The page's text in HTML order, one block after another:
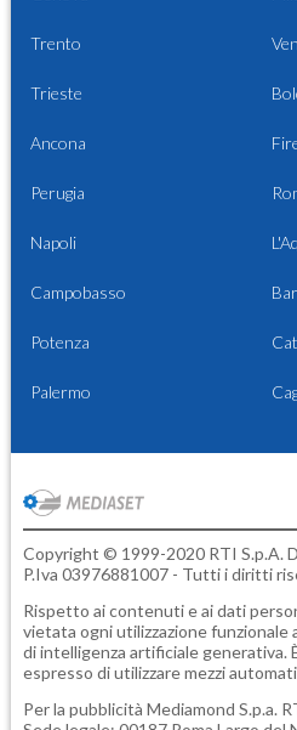
Trento
Trieste
Ancona
Perugia
Napoli
Campobasso
Potenza
Palermo
Copyright © 1999-2020 RTI S.p.A.
P.Iva 03976881007 - Tutti i diritti
Rispetto ai contenuti e ai dati
vietata ogni utilizzazione
di intelligenza artificiale generativa.
espresso di utilizzare mezzi
Per la pubblicità Mediamond S.p.a.